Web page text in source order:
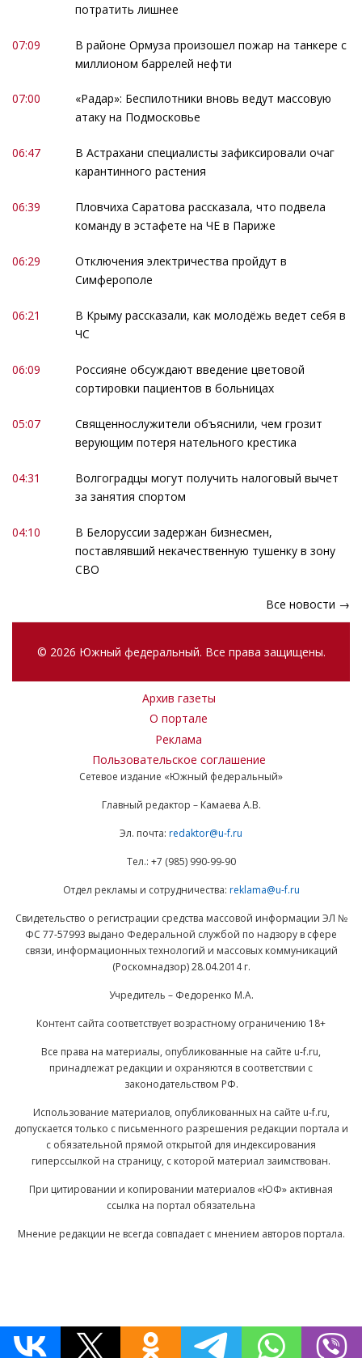
потратить лишнее
07:09
В районе Ормуза произошел пожар на танкере с
миллионом баррелей нефти
07:00
«Радар»: Беспилотники вновь ведут массовую
атаку на Подмосковье
06:47
В Астрахани специалисты зафиксировали очаг
карантинного растения
06:39
Пловчиха Саратова рассказала, что подвела
команду в эстафете на ЧЕ в Париже
06:29
Отключения электричества пройдут в
Симферополе
06:21
В Крыму рассказали, как молодёжь ведет себя в
ЧС
06:09
Россияне обсуждают введение цветовой
сортировки пациентов в больницах
05:07
Священнослужители объяснили, чем грозит
верующим потеря нательного крестика
04:31
Волгоградцы могут получить налоговый вычет
за занятия спортом
04:10
В Белоруссии задержан бизнесмен,
поставлявший некачественную тушенку в зону
СВО
Все новости →
© 2026 Южный федеральный. Все права защищены.
Архив газеты
О портале
Реклама
Пользовательское соглашение
Сетевое издание «Южный федеральный»
Главный редактор – Камаева А.В.
Эл. почта: redaktor@u-f.ru
Тел.: +7 (985) 990-99-90
Отдел рекламы и сотрудничества: reklama@u-f.ru
Свидетельство о регистрации средства массовой информации ЭЛ №
ФС 77-57993 выдано Федеральной службой по надзору в сфере
связи, информационных технологий и массовых коммуникаций
(Роскомнадзор) 28.04.2014 г.
Учредитель – Федоренко М.А.
Контент сайта соответствует возрастному ограничению 18+
Все права на материалы, опубликованные на сайте u-f.ru,
принадлежат редакции и охраняются в соответствии с
законодательством РФ.
Использование материалов, опубликованных на сайте u-f.ru,
допускается только с письменного разрешения редакции портала и
с обязательной прямой открытой для индексирования
гиперссылкой на страницу, с которой материал заимствован.
При цитировании и копировании материалов «ЮФ» активная
ссылка на портал обязательна
Мнение редакции не всегда совпадает с мнением авторов портала.